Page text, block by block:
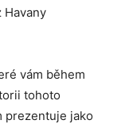
Havany
vám během
tohoto
prezentuje jako